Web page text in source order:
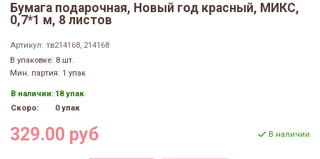
Бумага подарочная, Новый год красный, МИКС,
0,7*1 м, 8 листов
Артикул: тв214168, 214168
В упаковке: 8 шт.
Мин. партия: 1 упак
В наличии: 18 упак
Скоро:
0 упак
329.00 руб В наличии